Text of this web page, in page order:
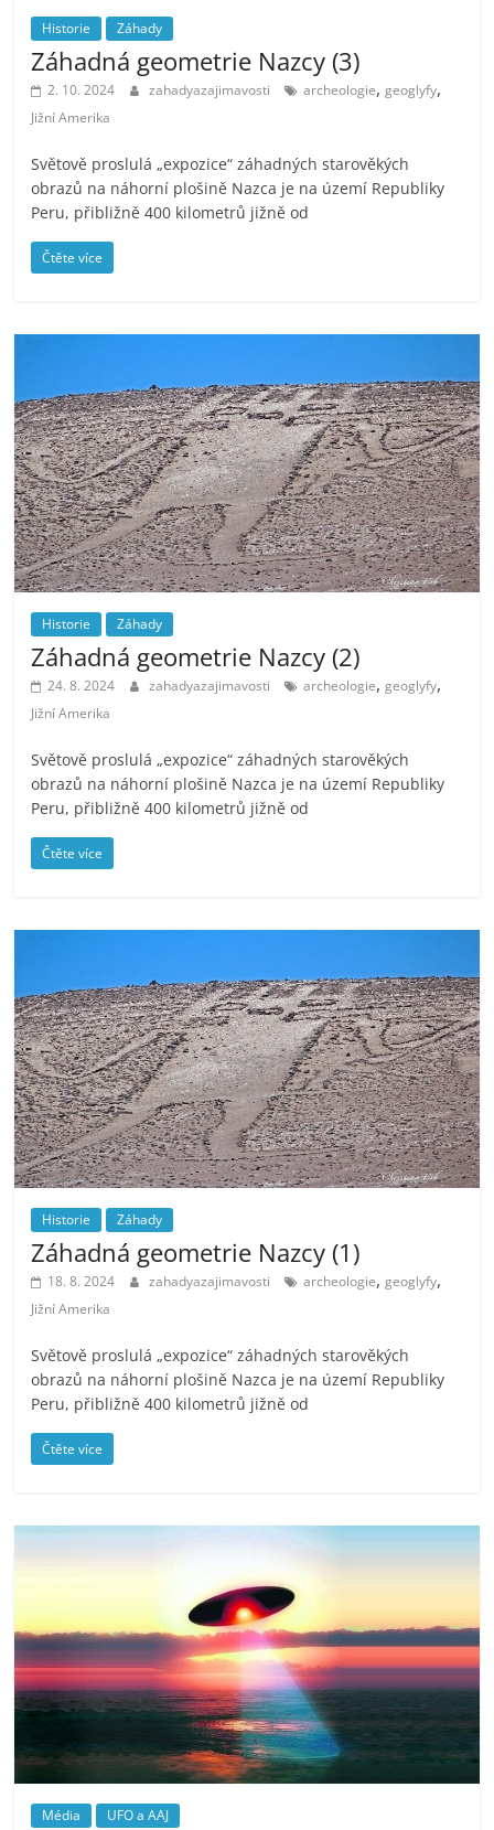
Historie Záhady
Záhadná geometrie Nazcy (3)
2. 10. 2024 zahadyazajimavosti archeologie,geoglyfy,
Jižní Amerika
Světově proslulá „expozice“ záhadných starověkých
obrazů na náhorní plošině Nazca je na území Republiky
Peru, přibližně 400 kilometrů jižně od
Čtěte více
Historie Záhady
Záhadná geometrie Nazcy (2)
24. 8. 2024 zahadyazajimavosti archeologie,geoglyfy,
Jižní Amerika
Světově proslulá „expozice“ záhadných starověkých
obrazů na náhorní plošině Nazca je na území Republiky
Peru, přibližně 400 kilometrů jižně od
Čtěte více
Historie Záhady
Záhadná geometrie Nazcy (1)
18. 8. 2024 zahadyazajimavosti archeologie,geoglyfy,
Jižní Amerika
Světově proslulá „expozice“ záhadných starověkých
obrazů na náhorní plošině Nazca je na území Republiky
Peru, přibližně 400 kilometrů jižně od
Čtěte více
Média UFO a AAJ